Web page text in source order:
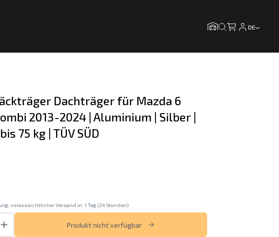
DE
Dachträger für Mazda 6
2013-2024 | Aluminium | Silber |
75 kg | TÜV SÜD
voraussichtlicher Versand in: 1 Tag (24 Stunden)
Produkt nicht verfügbar